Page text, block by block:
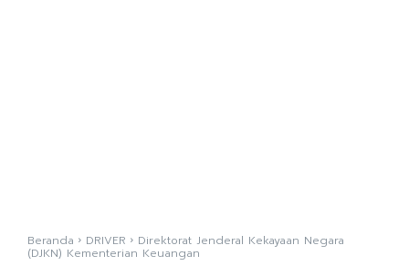
Beranda DRIVER Direktorat Jenderal Kekayaan Negara
(DJKN) Kementerian Keuangan